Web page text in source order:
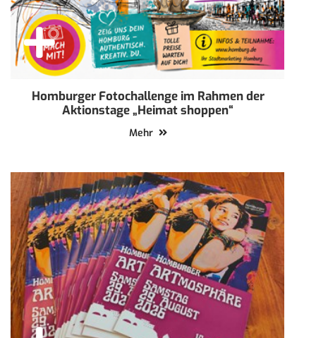
Homburger Fotochallenge im Rahmen der
Aktionstage „Heimat shoppen“
Mehr